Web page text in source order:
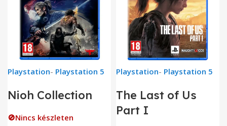
Playstation- Playstation 5
Nioh Collection
🚫Nincs készleten
Playstation- Playstation 5
The Last of Us
Part I